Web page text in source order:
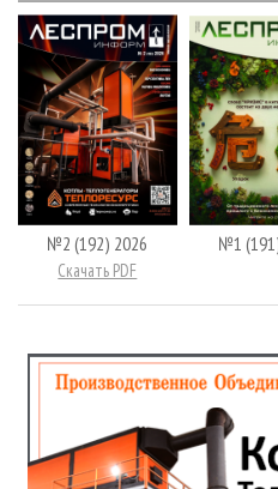
№2 (192) 2026
Скачать PDF
№1